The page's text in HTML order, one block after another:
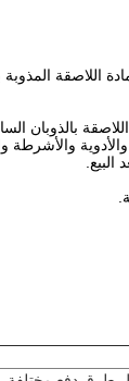
والأشرطة